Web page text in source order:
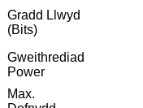
Gradd Llwyd
(Bits)
Gweithrediad
Power
Max.